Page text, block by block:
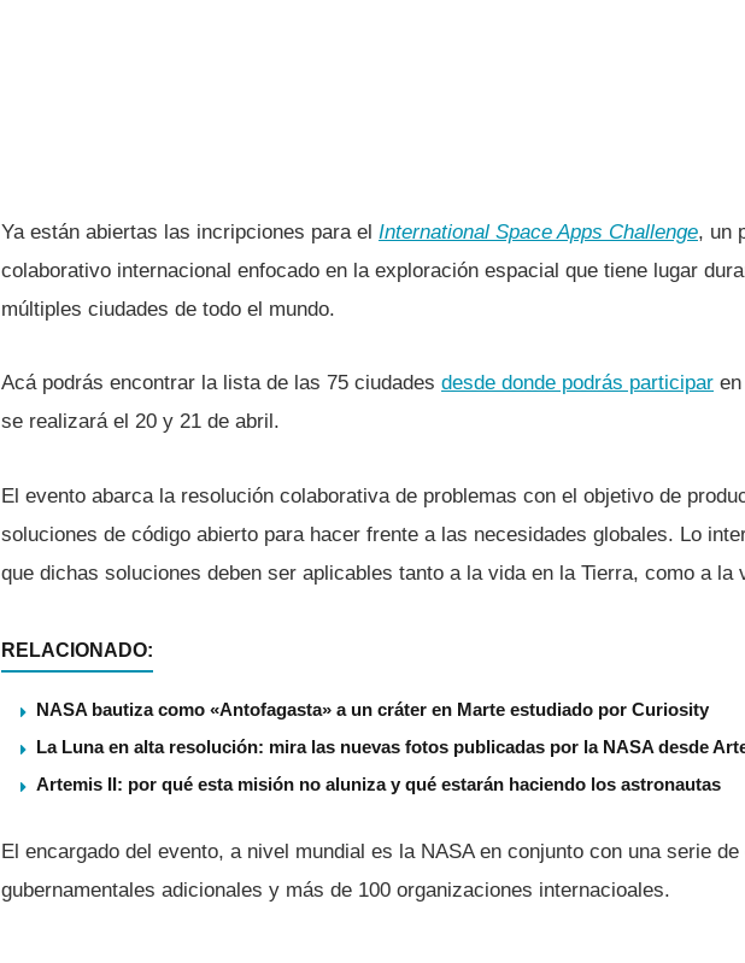
Ya están abiertas las incripciones para el International Space Apps Challenge, un
colaborativo internacional enfocado en la exploración espacial que tiene lugar
múltiples ciudades de todo el mundo.
Acá podrás encontrar la lista de las 75 ciudades desde donde podrás participar
se realizará el 20 y 21 de abril.
El evento abarca la resolución colaborativa de problemas con el objetivo de
soluciones de código abierto para hacer frente a las necesidades globales. Lo
que dichas soluciones deben ser aplicables tanto a la vida en la Tierra, como a la
RELACIONADO:
NASA bautiza como «Antofagasta» a un cráter en Marte estudiado por Curiosity
La Luna en alta resolución: mira las nuevas fotos publicadas por la NASA desde
Artemis II: por qué esta misión no aluniza y qué estarán haciendo los astronautas
El encargado del evento, a nivel mundial es la NASA en conjunto con una serie
gubernamentales adicionales y más de 100 organizaciones internacioales.